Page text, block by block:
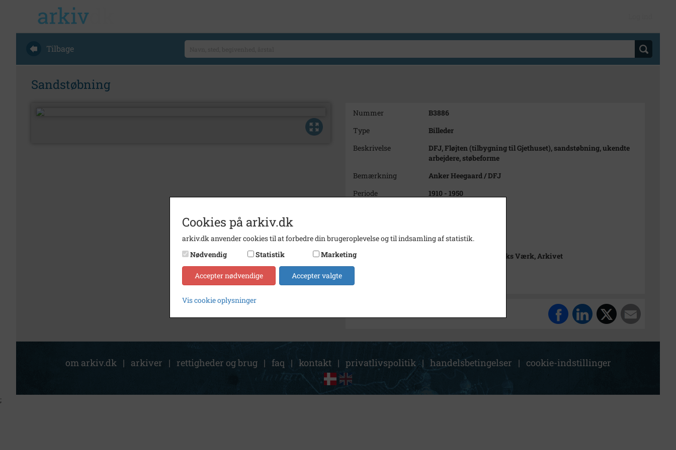
Tilbage
Sandstøbning
Nummer
B3886
Type
Billeder
Beskrivelse
DFJ, Fløjten (tilbygning til Gjethuset), sandstøbning, ukendte
arbejdere, støbeforme
Bemærkning
Anker Heegaard / DFJ
Periode
1910 - 1950
Fotograf
Ukendt
Arkiv
Industrimuseet Frederiks Værk, Arkivet
om arkiv.dk | arkiver | rettigheder og brug | faq | kontakt | privatlivspolitik | handelsbetingelser | cookie-indstillinger
Cookies på arkiv.dk
arkiv.dk anvender cookies til at forbedre din brugeroplevelse og til indsamling af statistik.
Nødvendig
Statistik Marketing
Accepter nødvendige Accepter valgte
Vis cookie oplysninger
;